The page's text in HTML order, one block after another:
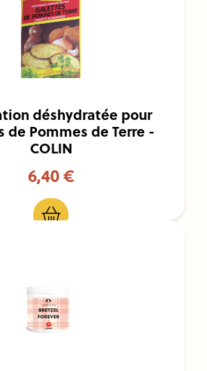
déshydratée pour
de Pommes de Terre -
COLIN
6,40 €